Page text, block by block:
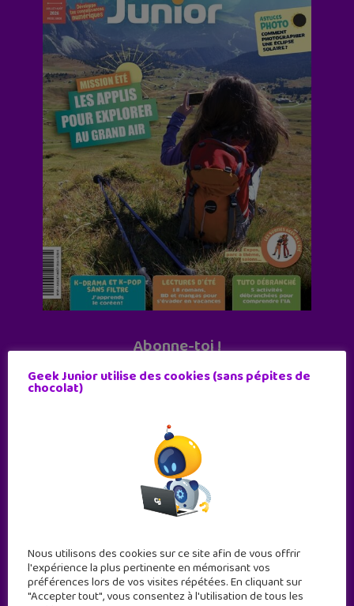
Abonne-toi !
11 numéros par an
Geek Junior utilise des cookies (sans pépites de
chocolat)
Nous utilisons des cookies sur ce site afin de vous offrir
l'expérience la plus pertinente en mémorisant vos
préférences lors de vos visites répétées. En cliquant sur
"Accepter tout", vous consentez à l'utilisation de tous les